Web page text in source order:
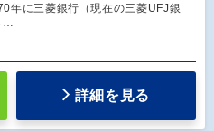
年に三菱銀行（現在の三菱UFJ銀
詳細を見る